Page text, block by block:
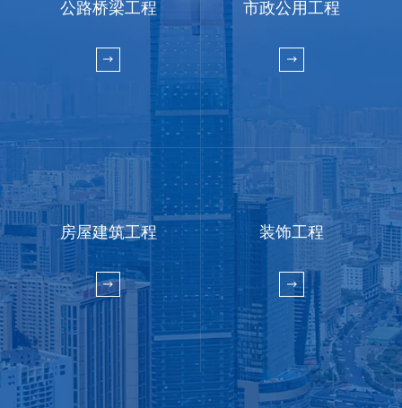
公路桥梁工程 市政公用工程
房屋建筑工程 装饰工程